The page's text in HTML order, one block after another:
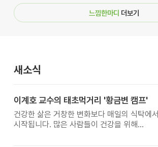
느낌한마디 더보기
새소식
이계호 교수의 태초먹거리 '황금변 캠프'
건강한 삶은 거창한 변화보다 매일의 식탁에서
시작됩니다. 많은 사람들이 건강을 위해